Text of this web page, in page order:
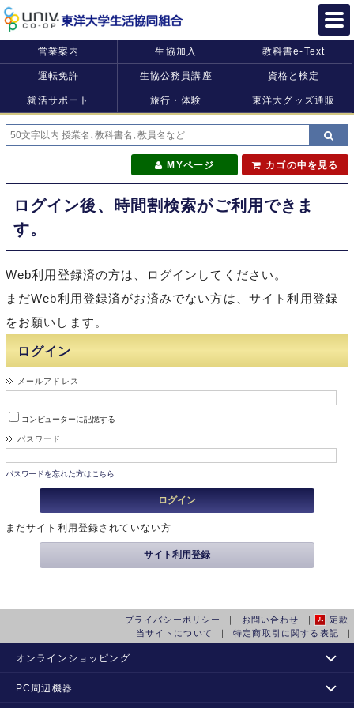
営業案内 生協加入 教科書e-Text
運転免許 生協公務員講座 資格と検定
就活サポート 旅行・体験 東洋大グッズ通販
カゴの中を見る
MYページ
ログイン後、時間割検索がご利用できま
す。
Web利用登録済の方は、ログインしてください。
まだWeb利用登録済がお済みでない方は、サイト利用登録
をお願いします。
ログイン
メールアドレス
コンピューターに記憶する
パスワード
パスワードを忘れた方はこちら
まだサイト利用登録されていない方
定款
お問い合わせ ｜
プライバシーポリシー
｜
特定商取引に関する表記
｜
当サイトについて ｜
オンラインショッピング
PC周辺機器